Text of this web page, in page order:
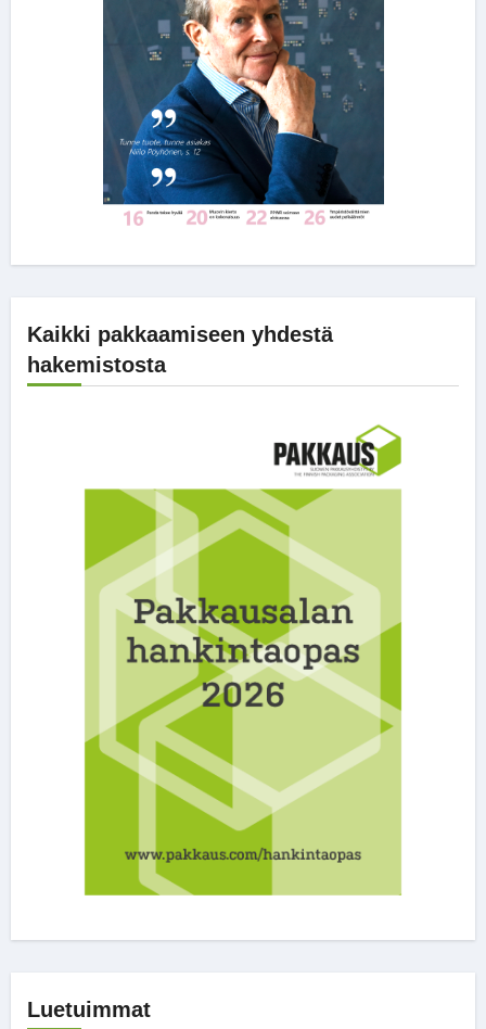
Kaikki pakkaamiseen yhdestä
hakemistosta
Luetuimmat